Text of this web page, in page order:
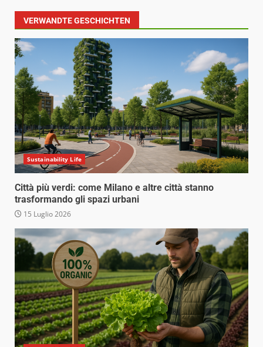
VERWANDTE GESCHICHTEN
Sustainability Life
Città più verdi: come Milano e altre città stanno
trasformando gli spazi urbani
15 Luglio 2026